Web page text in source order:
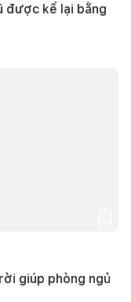
được kể lại bằng
giúp phòng ngủ